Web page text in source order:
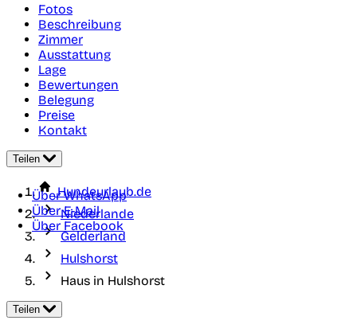
Fotos
Beschreibung
Zimmer
Ausstattung
Lage
Bewertungen
Belegung
Preise
Kontakt
Teilen
Über WhatsApp
Über E-Mail
Über Facebook
Hundeurlaub.de
Niederlande
Gelderland
Hulshorst
Haus in Hulshorst
Teilen